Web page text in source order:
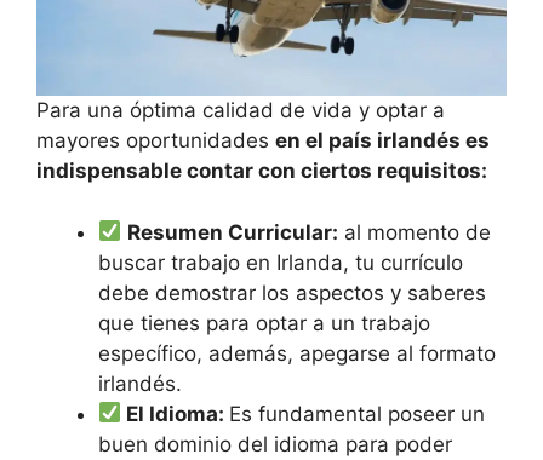
Para una óptima calidad de vida y optar a
mayores oportunidades en el país irlandés es
indispensable contar con ciertos requisitos:
Resumen Curricular: al momento de
buscar trabajo en Irlanda, tu currículo
debe demostrar los aspectos y saberes
que tienes para optar a un trabajo
específico, además, apegarse al formato
irlandés.
El Idioma: Es fundamental poseer un
buen dominio del idioma para poder